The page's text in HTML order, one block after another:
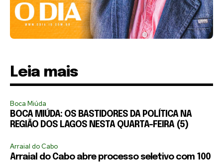
Leia mais
Boca Miúda
BOCA MIÚDA: OS BASTIDORES DA POLÍTICA NA
REGIÃO DOS LAGOS NESTA QUARTA-FEIRA (5)
Arraial do Cabo
Arraial do Cabo abre processo seletivo com 100